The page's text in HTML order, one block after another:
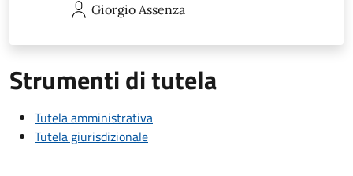
Giorgio Assenza
Strumenti di tutela
Tutela amministrativa
Tutela giurisdizionale